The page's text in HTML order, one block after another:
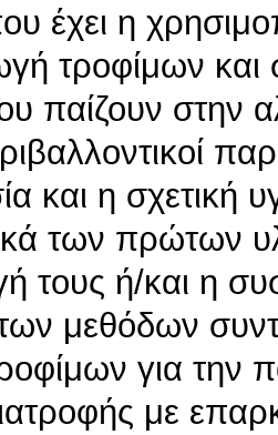
έχει η
τροφίμων και
παίζουν στην
και η σχετική
των πρώτων
τους ή/και η
μεθόδων
για